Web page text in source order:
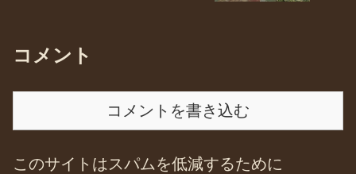
コメント
コメントを書き込む
このサイトはスパムを低減するために